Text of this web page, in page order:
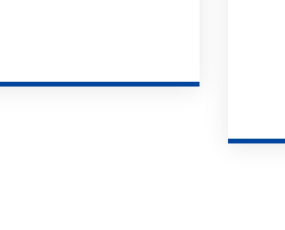
TUTOR DIDATTICI 2026/27